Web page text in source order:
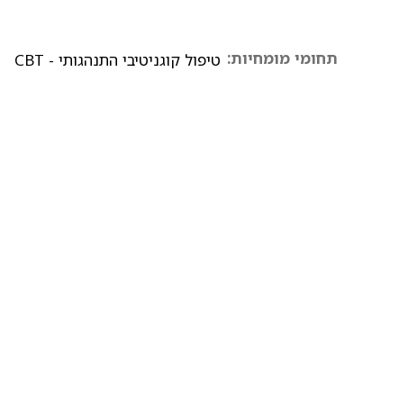
תחומי מומחיות: טיפול קוגניטיבי התנהגותי - CBT